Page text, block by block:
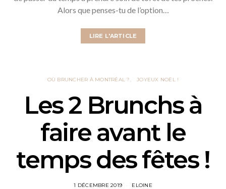
Alors que penses-tu de l’option…
LIRE L'ARTICLE
OÙ BRUNCHER À MONTRÉAL ? JOYEUX NOËL !
Les 2 Brunchs à
faire avant le
temps des fêtes !
1 DÉCEMBRE 2019 ELOINE